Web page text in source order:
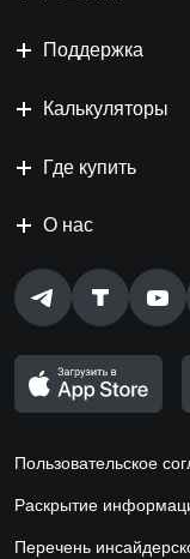
Поддержка
Калькуляторы
Где купить
О нас
Пользовательское
Раскрытие
Перечень